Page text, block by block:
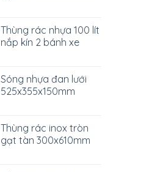
Thùng rác nhựa 100 lít
nắp kín 2 bánh xe
Sóng nhựa đan lưới
525x355x150mm
Thùng rác inox tròn
gạt tàn 300x610mm